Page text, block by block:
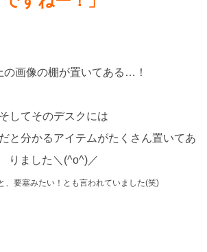
の画像の棚が置いてある…！
そしてそのデスクには
と分かるアイテムがたくさん置いてあ
りました＼(^o^)／
、要塞みたい！とも言われていました(笑)